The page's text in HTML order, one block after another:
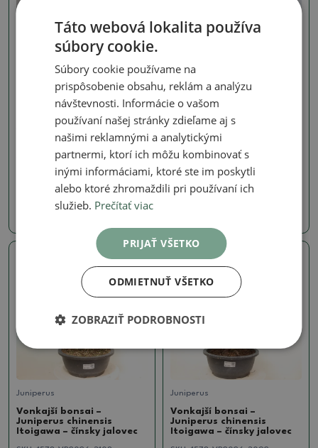
Juniperus chinensis
Itoigawa – čínsky jalovec
1578-VB2026-3110
239.57 €
Vonkajší bonsai –
Juniperus chinensis
Itoigawa – čínsky jalovec
SKU: 1578-VB2026-3109
Juniperus
Vonkajší bonsai –
Juniperus chinensis
Itoigawa – čínsky jalovec
Juniperus
Vonkajší bonsai –
Juniperus chinensis
Itoigawa – čínsky jalovec
Táto webová lokalita používa
súbory cookie.
Súbory cookie používame na
prispôsobenie obsahu, reklám a analýzu
návštevnosti. Informácie o vašom
používaní našej stránky zdieľame aj s
našimi reklamnými a analytickými
partnermi, ktorí ich môžu kombinovať s
inými informáciami, ktoré ste im poskytli
alebo ktoré zhromaždili pri používaní ich
služieb. Prečítať viac
PRIJAŤ VŠETKO
ODMIETNUŤ VŠETKO
ZOBRAZIŤ PODROBNOSTI